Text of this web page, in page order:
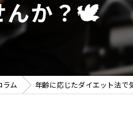
中目黒駅近
んか？🕊️
ラム 年齢に応じたダイエット法で